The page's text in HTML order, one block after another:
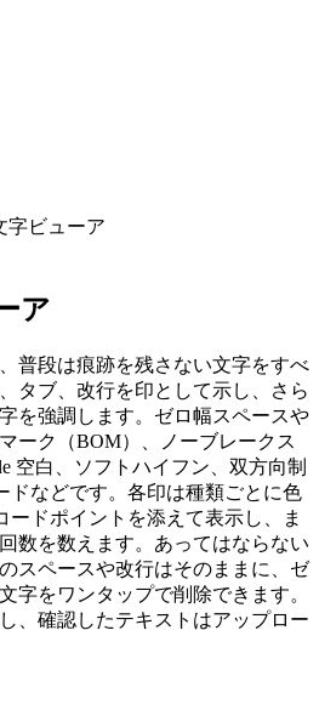
字ビューア
ア
普段は痕跡を残さない文字をすべ
タブ、改行を印として示し、さら
を強調します。ゼロ幅スペースや
ーク（BOM）、ノーブレークス
空白、ソフトハイフン、双方向制
ドなどです。各印は種類ごとに色
ードポイントを添えて表示し、ま
数を数えます。あってはならない
スペースや改行はそのままに、ゼ
字をワンタップで削除できます。
、確認したテキストはアップロー